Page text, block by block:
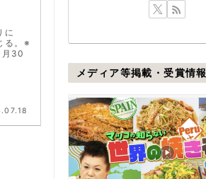
に
る。※
30
メディア等掲載・受賞情報